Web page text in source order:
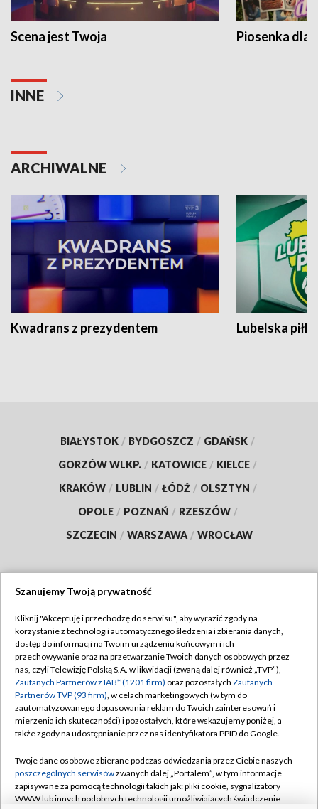
Scena jest Twoja Piosenka dla
INNE
ARCHIWALNE
Kwadrans z prezydentem Lubelska piłka
BIAŁYSTOK / BYDGOSZCZ / GDAŃSK /
GORZÓW WLKP. / KATOWICE / KIELCE /
KRAKÓW / LUBLIN / ŁÓDŹ / OLSZTYN /
OPOLE / POZNAŃ / RZESZÓW /
SZCZECIN / WARSZAWA / WROCŁAW
TVP
Abonament TVP
Emisja w TVP
Centrum informacji TVP
Naziemna Telewizja Cyfrowa
Rada Programowa
System NOS
Regulamin TVP
Polityka prywatności
Moje zgody
Pomoc
Kontakt
Szanujemy Twoją prywatność
Kliknij "Akceptuję i przechodzę do serwisu", aby wyrazić zgody na
korzystanie z technologii automatycznego śledzenia i zbierania danych,
dostęp do informacji na Twoim urządzeniu końcowym i ich
przechowywanie oraz na przetwarzanie Twoich danych osobowych przez
nas, czyli Telewizję Polską S.A. w likwidacji (zwaną dalej również „TVP”),
Zaufanych Partnerów z IAB* (1201 firm) oraz pozostałych Zaufanych
Partnerów TVP (93 firm), w celach marketingowych (w tym do
zautomatyzowanego dopasowania reklam do Twoich zainteresowań i
mierzenia ich skuteczności) i pozostałych, które wskazujemy poniżej, a
także zgody na udostępnianie przez nas identyfikatora PPID do Google.
Twoje dane osobowe zbierane podczas odwiedzania przez Ciebie naszych
poszczególnych serwisówzwanych dalej „Portalem”, w tym informacje
zapisywane za pomocą technologii takich jak: pliki cookie, sygnalizatory
WWW lub innych podobnych technologii umożliwiających świadczenie